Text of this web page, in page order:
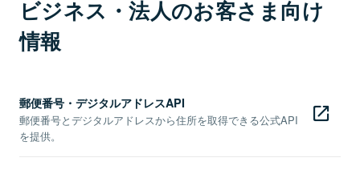
ビジネス・法人のお客さま向け
情報
郵便番号・デジタルアドレスAPI
郵便番号とデジタルアドレスから住所を取得できる公式API
を提供。